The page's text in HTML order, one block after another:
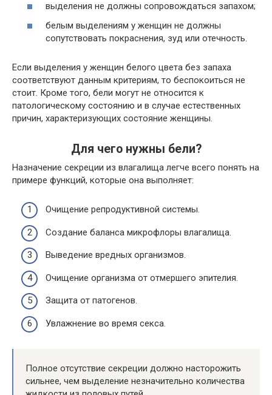
выделения не должны сопровождаться запахом;
белым выделениям у женщин не должны
сопутствовать покраснения, зуд или отечность.
Если выделения у женщин белого цвета без запаха
соответствуют данным критериям, то беспокоиться не
стоит. Кроме того, бели могут не относится к
патологическому состоянию и в случае естественных
причин, характеризующих состояние женщины.
Для чего нужны бели?
Назначение секреции из влагалища легче всего понять на
примере функций, которые она выполняет:
Очищение репродуктивной системы.
Создание баланса микрофлоры влагалища.
Выведение вредных организмов.
Очищение организма от отмершего эпителия.
Защита от патогенов.
Увлажнение во время секса.
Полное отсутствие секреции должно насторожить
сильнее, чем выделение незначительно количества